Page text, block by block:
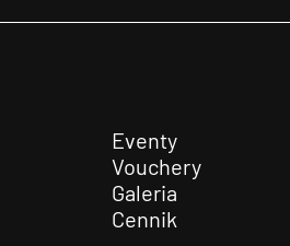
Eventy
Vouchery
Galeria
Cennik